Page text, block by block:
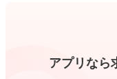
アプリなら